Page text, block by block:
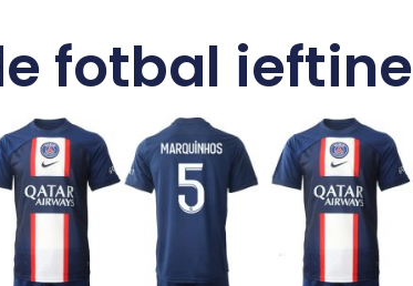
fotbal ieftine